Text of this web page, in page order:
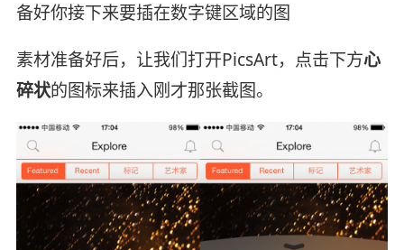
备好你接下来要插在数字键区域的图
素材准备好后，让我们打开PicsArt，点击下方心
碎状的图标来插入刚才那张截图。